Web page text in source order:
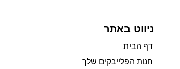
ניווט באתר
דף הבית
חנות הפלייבקים שלך